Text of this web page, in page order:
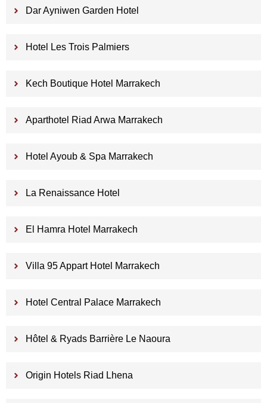
Dar Ayniwen Garden Hotel
Hotel Les Trois Palmiers
Kech Boutique Hotel Marrakech
Aparthotel Riad Arwa Marrakech
Hotel Ayoub & Spa Marrakech
La Renaissance Hotel
El Hamra Hotel Marrakech
Villa 95 Appart Hotel Marrakech
Hotel Central Palace Marrakech
Hôtel & Ryads Barrière Le Naoura
Origin Hotels Riad Lhena